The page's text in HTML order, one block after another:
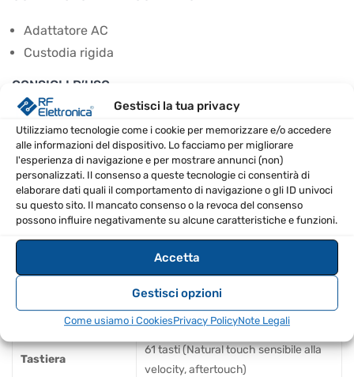
Gestisci la tua privacy
Utilizziamo tecnologie come i cookie per memorizzare e/o accedere
alle informazioni del dispositivo. Lo facciamo per migliorare
l'esperienza di navigazione e per mostrare annunci (non)
personalizzati. Il consenso a queste tecnologie ci consentirà di
elaborare dati quali il comportamento di navigazione o gli ID univoci
su questo sito. Il mancato consenso o la revoca del consenso
possono influire negativamente su alcune caratteristiche e funzioni.
Accetta
Gestisci opzioni
Come usiamo i CookiesPrivacy PolicyNote Legali
Adattatore AC
Custodia rigida
CONSIGLI D’USO
Utilizza il software gratuito Sample Builder per
caricare i propri campioni.
Sfrutta le possibilità di modulazione per
personalizzare i suoni.
Esplora la libreria interna per trovare suoni adatti al
Prova diverse emulazioni di filtri per ottenere risultati
unici.
SPECIFICHE TECNICHE
Tastiera
61 tasti (Natural touch sensibile alla
velocity, aftertouch)